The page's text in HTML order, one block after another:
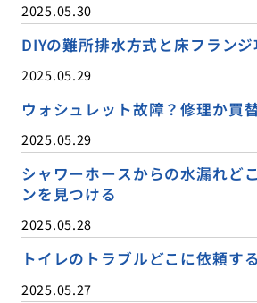
2025.05.30
DIYの難所排水方式と床フラン
2025.05.29
ウォシュレット故障？修理か買
2025.05.29
シャワーホースからの水漏れど
ンを見つける
2025.05.28
トイレのトラブルどこに依頼す
2025.05.27